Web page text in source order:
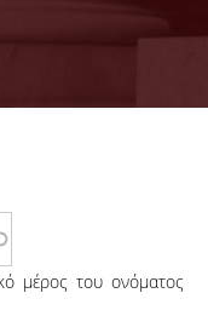
μέρος του ονόματος